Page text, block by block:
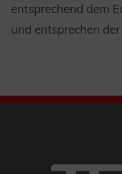
entsprechend dem
und entsprechen